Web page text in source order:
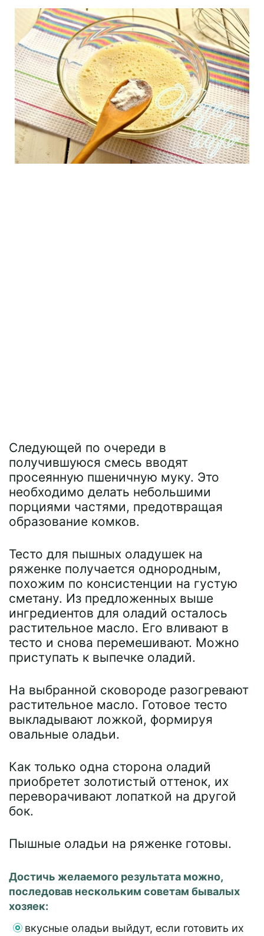
Следующей по очереди в
получившуюся смесь вводят
просеянную пшеничную муку. Это
необходимо делать небольшими
порциями частями, предотвращая
образование комков.
Тесто для пышных оладушек на
ряженке получается однородным,
похожим по консистенции на густую
сметану. Из предложенных выше
ингредиентов для оладий осталось
растительное масло. Его вливают в
тесто и снова перемешивают. Можно
приступать к выпечке оладий.
На выбранной сковороде разогревают
растительное масло. Готовое тесто
выкладывают ложкой, формируя
овальные оладьи.
Как только одна сторона оладий
приобретет золотистый оттенок, их
переворачивают лопаткой на другой
бок.
Пышные оладьи на ряженке готовы.
Достичь желаемого результата можно,
последовав нескольким советам бывалых
хозяек:
вкусные оладьи выйдут, если готовить их